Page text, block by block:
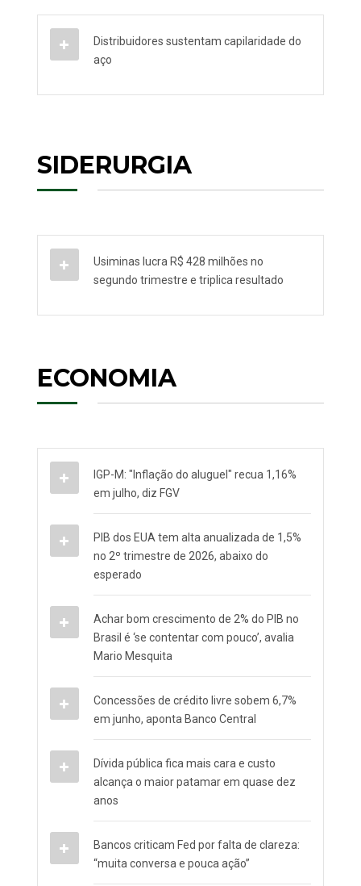
Distribuidores sustentam capilaridade do
aço
SIDERURGIA
Usiminas lucra R$ 428 milhões no
segundo trimestre e triplica resultado
ECONOMIA
IGP-M: "Inflação do aluguel" recua 1,16%
em julho, diz FGV
PIB dos EUA tem alta anualizada de 1,5%
no 2º trimestre de 2026, abaixo do
esperado
Achar bom crescimento de 2% do PIB no
Brasil é ‘se contentar com pouco’, avalia
Mario Mesquita
Concessões de crédito livre sobem 6,7%
em junho, aponta Banco Central
Dívida pública fica mais cara e custo
alcança o maior patamar em quase dez
anos
Bancos criticam Fed por falta de clareza:
“muita conversa e pouca ação”